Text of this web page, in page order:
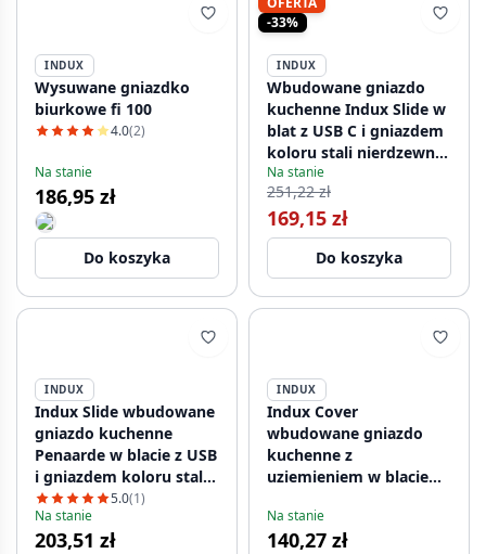
INDUX
Wysuwane gniazdko
biurkowe fi 100
4.0(2)
Na stanie
186,95 zł
Do koszyka
-33%
INDUX
Wbudowane gniazdo
kuchenne Indux Slide w
blat z USB C i gniazdem
koloru stali nierdzewnej
1208957391
Na stanie
251,22 zł
169,15 zł
Do koszyka
INDUX
Indux Slide wbudowane
gniazdo kuchenne
Penaarde w blacie z USB
i gniazdem koloru stal
nierdzewna 1208957392
5.0(1)
Na stanie
203,51 zł
INDUX
Indux Cover
wbudowane gniazdo
kuchenne z
uziemieniem w blacie
gniazdkiem, kolor
srebrny 1208957393
Na stanie
140,27 zł